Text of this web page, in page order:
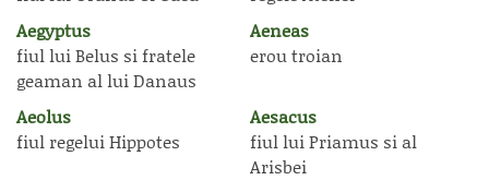
Aegyptus
fiul lui Belus si fratele
geaman al lui Danaus
Aeneas
erou troian
Aeolus
fiul regelui Hippotes
Aesacus
fiul lui Priamus si al
Arisbei